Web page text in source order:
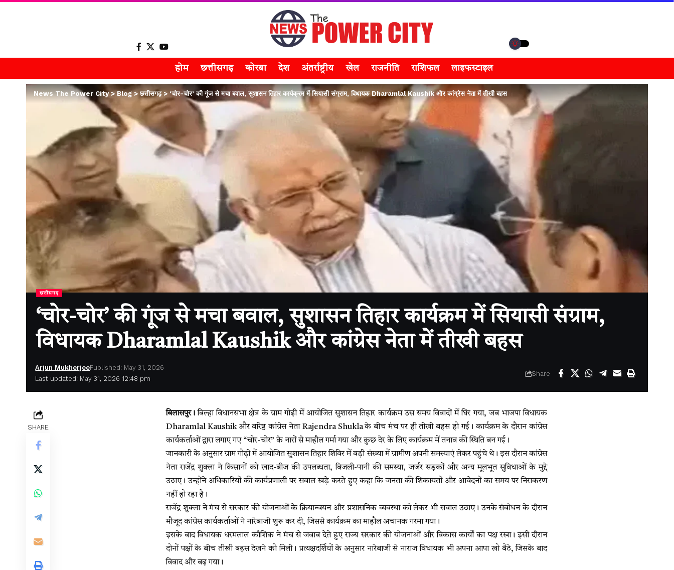
होम छत्तीसगढ़ कोरबा देश अंतर्राष्ट्रीय खेल राजनीति राशिफल लाइफस्टाइल
News The Power City>Blog>छत्तीसगढ़> ‘चोर-चोर’ की गूंज से मचा बवाल, सुशासन तिहार कार्यक्रम में सियासी संग्राम, विधायक Dharamlal Kaushik और कांग्रेस नेता में तीखी बहस
छत्तीसगढ़
‘चोर-चोर’ की गूंज से मचा बवाल, सुशासन तिहार कार्यक्रम में सियासी संग्राम,
विधायक Dharamlal Kaushik और कांग्रेस नेता में तीखी बहस
Last updated: May 31, 2026 12:48 pm
Arjun MukherjeePublished: May 31, 2026
Share
SHARE
बिलासपुर। बिल्हा विधानसभा क्षेत्र के ग्राम गोढ़ी में आयोजित सुशासन तिहार कार्यक्रम उस समय विवादों में घिर गया, जब भाजपा विधायक
Dharamlal Kaushikऔर वरिष्ठ कांग्रेस नेता Rajendra Shukla के बीच मंच पर ही तीखी बहस हो गई। कार्यक्रम के दौरान कांग्रेस
कार्यकर्ताओं द्वारा लगाए गए “चोर-चोर” के नारों से माहौल गर्मा गया और कुछ देर के लिए कार्यक्रम में तनाव की स्थिति बन गई।
जानकारी के अनुसार ग्राम गोढ़ी में आयोजित सुशासन तिहार शिविर में बड़ी संख्या में ग्रामीण अपनी समस्याएं लेकर पहुंचे थे। इस दौरान कांग्रेस
नेता राजेंद्र शुक्ला ने किसानों को खाद-बीज की उपलब्धता, बिजली-पानी की समस्या, जर्जर सड़कों और अन्य मूलभूत सुविधाओं के मुद्दे
उठाए। उन्होंने अधिकारियों की कार्यप्रणाली पर सवाल खड़े करते हुए कहा कि जनता की शिकायतों और आवेदनों का समय पर निराकरण
नहीं हो रहा है।
राजेंद्र शुक्ला ने मंच से सरकार की योजनाओं के क्रियान्वयन और प्रशासनिक व्यवस्था को लेकर भी सवाल उठाए। उनके संबोधन के दौरान
मौजूद कांग्रेस कार्यकर्ताओं ने नारेबाजी शुरू कर दी, जिससे कार्यक्रम का माहौल अचानक गरमा गया।
इसके बाद विधायक धरमलाल कौशिक ने मंच से जवाब देते हुए राज्य सरकार की योजनाओं और विकास कार्यों का पक्ष रखा। इसी दौरान
दोनों पक्षों के बीच तीखी बहस देखने को मिली। प्रत्यक्षदर्शियों के अनुसार नारेबाजी से नाराज विधायक भी अपना आपा खो बैठे, जिसके बाद
विवाद और बढ़ गया।